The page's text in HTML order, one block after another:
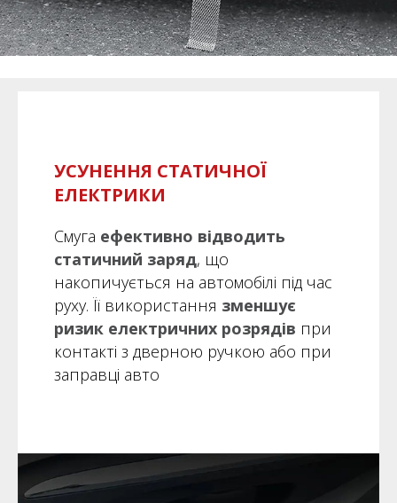
УСУНЕННЯ СТАТИЧНОЇ
ЕЛЕКТРИКИ
Смуга ефективно відводить
статичний заряд, що
накопичується на автомобілі під час
руху. Її використання зменшує
ризик електричних розрядів при
контакті з дверною ручкою або при
заправці авто